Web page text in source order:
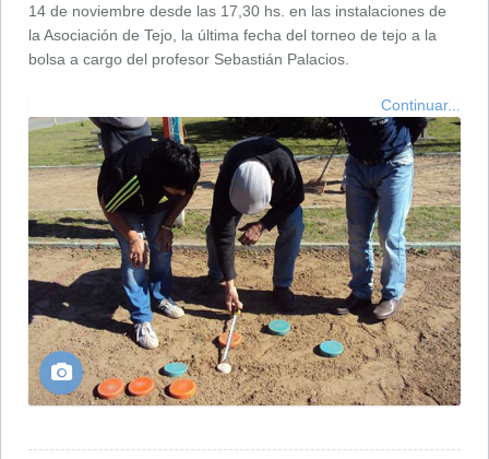
14 de noviembre desde las 17,30 hs. en las instalaciones de
la Asociación de Tejo, la última fecha del torneo de tejo a la
bolsa a cargo del profesor Sebastián Palacios.
Continuar...